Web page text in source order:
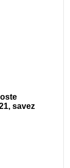
savez